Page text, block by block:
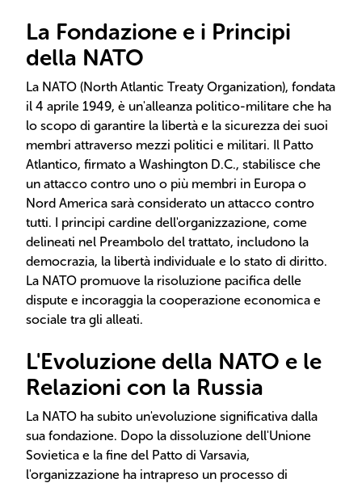
La Fondazione e i Principi
della NATO
La NATO (North Atlantic Treaty Organization), fondata
il 4 aprile 1949, è un'alleanza politico-militare che ha
lo scopo di garantire la libertà e la sicurezza dei suoi
membri attraverso mezzi politici e militari. Il Patto
Atlantico, firmato a Washington D.C., stabilisce che
un attacco contro uno o più membri in Europa o
Nord America sarà considerato un attacco contro
tutti. I principi cardine dell'organizzazione, come
delineati nel Preambolo del trattato, includono la
democrazia, la libertà individuale e lo stato di diritto.
La NATO promuove la risoluzione pacifica delle
dispute e incoraggia la cooperazione economica e
sociale tra gli alleati.
L'Evoluzione della NATO e le
Relazioni con la Russia
La NATO ha subito un'evoluzione significativa dalla
sua fondazione. Dopo la dissoluzione dell'Unione
Sovietica e la fine del Patto di Varsavia,
l'organizzazione ha intrapreso un processo di